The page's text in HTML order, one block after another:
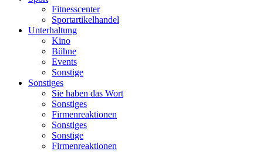
Fitnesscenter
Sportartikelhandel
Unterhaltung
Kino
Bühne
Events
Sonstige
Sonstiges
Sie haben das Wort
Sonstiges
Firmenreaktionen
Sonstiges
Sonstige
Firmenreaktionen